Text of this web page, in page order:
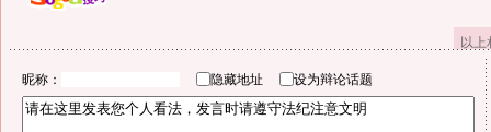
以
昵称： 隐藏地址 设为辩论话题